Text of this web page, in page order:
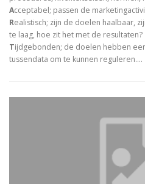
Acceptabel; passen de
Realistisch; zijn de doelen haalbaar,
te laag, hoe zit het met de resultaten?
Tijdgebonden; de doelen hebben
tussendata om te kunnen reguleren.…